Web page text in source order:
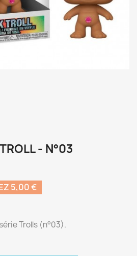
- N°03
5,00 €
Trolls (n°03).